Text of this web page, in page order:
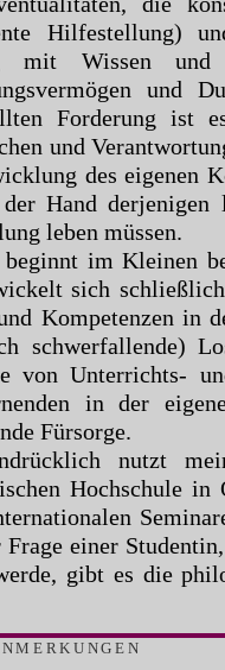
Hilfestellung)
mit Wissen und
und
Forderung ist
und
des eigenen
Hand derjenigen
leben müssen.
im Kleinen
sich
Kompetenzen in
schwerfallende)
von Unterrichts-
in der
Fürsorge.
nutzt
Hochschule
Frage einer
gibt es die